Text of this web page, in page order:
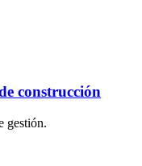
construcción
gestión.